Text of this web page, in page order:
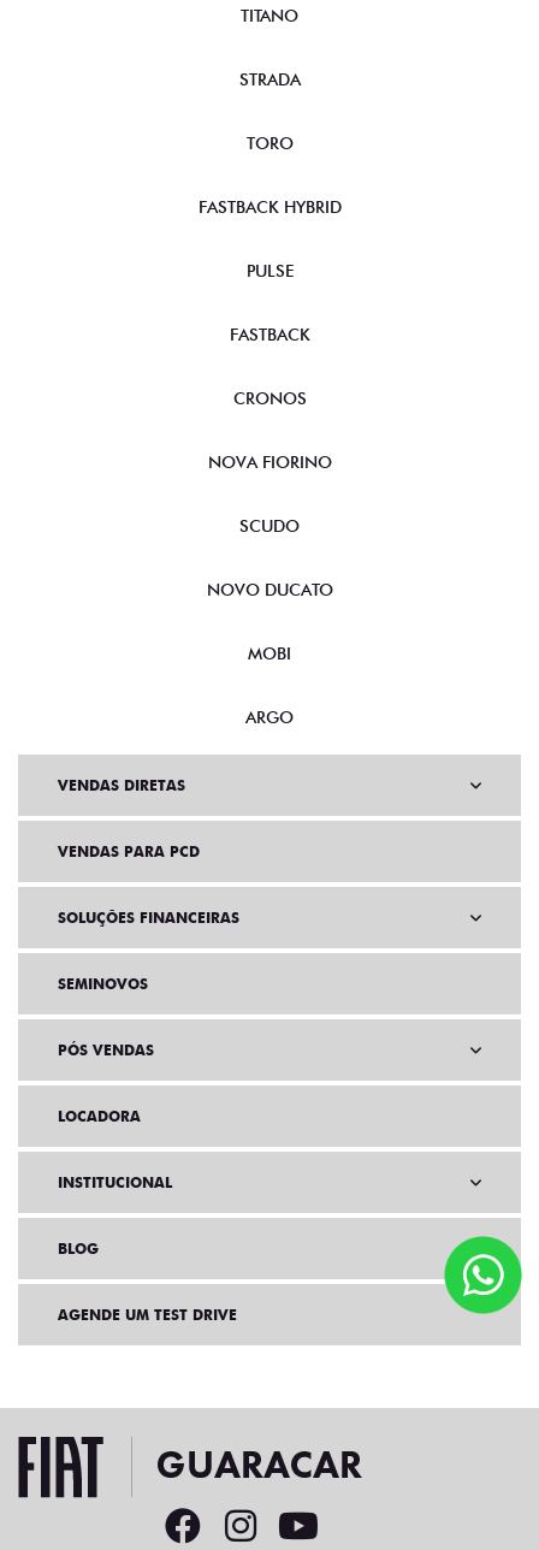
TITANO
STRADA
TORO
FASTBACK HYBRID
PULSE
FASTBACK
CRONOS
NOVA FIORINO
SCUDO
NOVO DUCATO
MOBI
ARGO
VENDAS DIRETAS
VENDAS PARA PCD
SOLUÇÕES FINANCEIRAS
SEMINOVOS
PÓS VENDAS
LOCADORA
INSTITUCIONAL
BLOG
AGENDE UM TEST DRIVE